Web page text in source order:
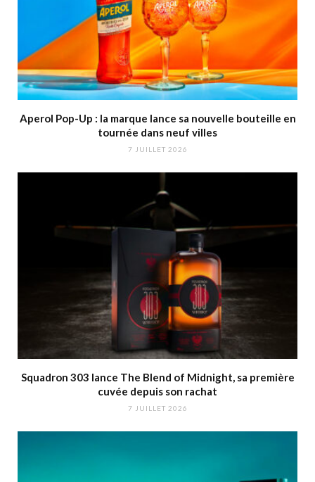
Aperol Pop-Up : la marque lance sa nouvelle bouteille en
tournée dans neuf villes
7 JUILLET 2026
Squadron 303 lance The Blend of Midnight, sa première
cuvée depuis son rachat
7 JUILLET 2026